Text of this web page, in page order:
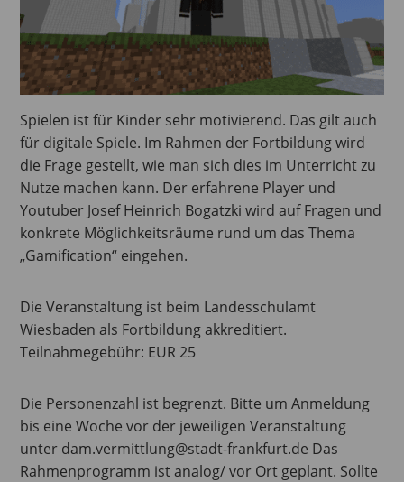
Spielen ist für Kinder sehr motivierend. Das gilt auch
für digitale Spiele. Im Rahmen der Fortbildung wird
die Frage gestellt, wie man sich dies im Unterricht zu
Nutze machen kann. Der erfahrene Player und
Youtuber Josef Heinrich Bogatzki wird auf Fragen und
konkrete Möglichkeitsräume rund um das Thema
„Gamification“ eingehen.
Die Veranstaltung ist beim Landesschulamt
Wiesbaden als Fortbildung akkreditiert.
Teilnahmegebühr: EUR 25
Die Personenzahl ist begrenzt. Bitte um Anmeldung
bis eine Woche vor der jeweiligen Veranstaltung
unter dam.vermittlung@stadt-frankfurt.de Das
Rahmenprogramm ist analog/ vor Ort geplant. Sollte